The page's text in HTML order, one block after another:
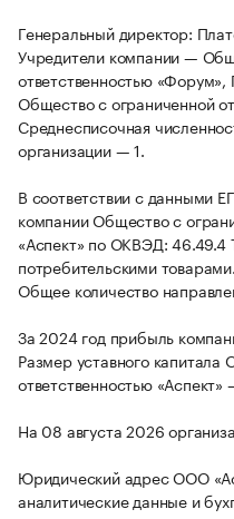
Генеральный директор:
Учредители компании —
ответственностью
Общество с ограниченной
Среднесписочная
организации — 1.
В соответствии с данными
компании Общество с
«Аспект» по ОКВЭД: 46.49.4
потребительскими товарами.
Общее количество
За 2024 год прибыль
Размер уставного
ответственностью
На 08 августа 2026
Юридический адрес ООО
аналитические данные и